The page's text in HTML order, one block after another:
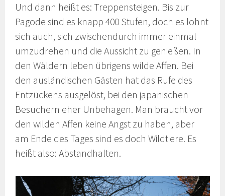
Und dann heißt es: Treppensteigen. Bis zur
Pagode sind es knapp 400 Stufen, doch es lohnt
sich auch, sich zwischendurch immer einmal
umzudrehen und die Aussicht zu genießen. In
den Wäldern leben übrigens wilde Affen. Bei
den ausländischen Gästen hat das Rufe des
Entzückens ausgelöst, bei den japanischen
Besuchern eher Unbehagen. Man braucht vor
den wilden Affen keine Angst zu haben, aber
am Ende des Tages sind es doch Wildtiere. Es
heißt also: Abstandhalten.